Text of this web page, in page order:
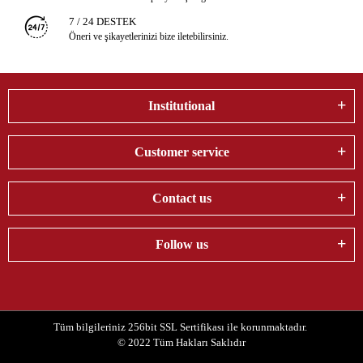
7 / 24 DESTEK
Öneri ve şikayetlerinizi bize iletebilirsiniz.
Institutional
Customer service
Contact us
Follow us
Tüm bilgileriniz 256bit SSL Sertifikası ile korunmaktadır.
© 2022 Tüm Hakları Saklıdır